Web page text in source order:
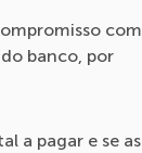
com
banco, por
a pagar e se as